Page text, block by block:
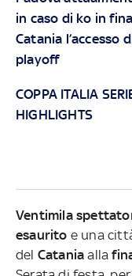
in caso di ko in
Catania l’accesso
playoff
COPPA ITALIA
HIGHLIGHTS
Ventimila
esaurito e una
del Cataniaalla